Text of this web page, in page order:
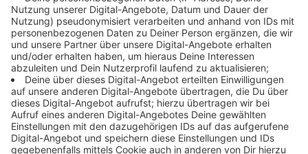
Situation einzustellen.
Anzeige
Störungen auch im ÖPNV
Anzeige